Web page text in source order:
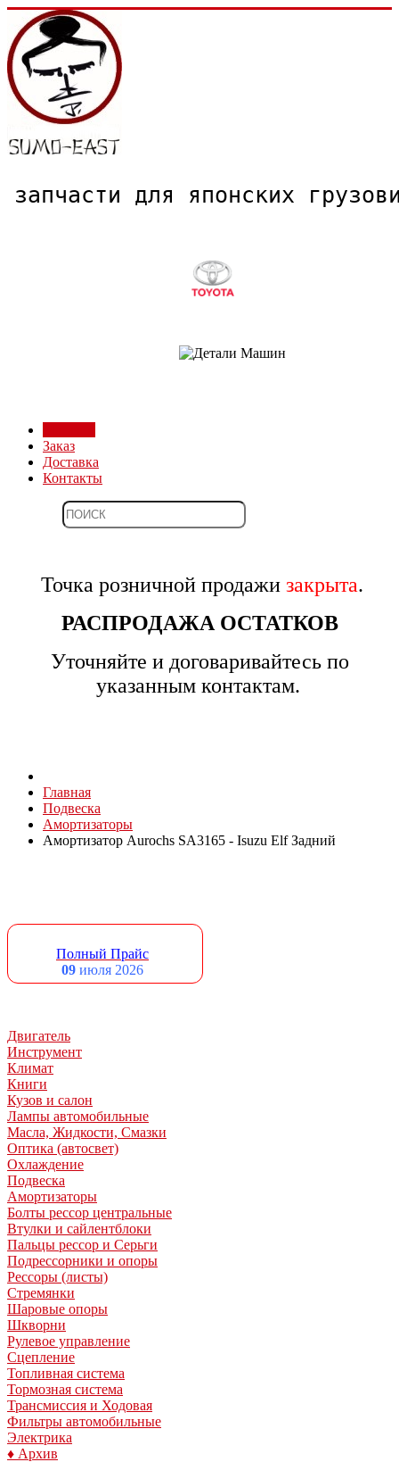
запчасти для японских
Заказ
Доставка
Контакты
Точка розничной продажи закрыта.
РАСПРОДАЖА ОСТАТКОВ
Уточняйте и договаривайтесь по
указанным контактам.
Главная
Подвеска
Амортизаторы
Амортизатор Aurochs SA3165 - Isuzu Elf Задний
Полный Прайс
09 июля 2026
Двигатель
Инструмент
Климат
Книги
Кузов и салон
Лампы автомобильные
Масла, Жидкости, Смазки
Оптика (автосвет)
Охлаждение
Подвеска
Амортизаторы
Болты рессор центральные
Втулки и сайлентблоки
Пальцы рессор и Серьги
Подрессорники и опоры
Рессоры (листы)
Стремянки
Шаровые опоры
Шкворни
Рулевое управление
Сцепление
Топливная система
Тормозная система
Трансмиссия и Ходовая
Фильтры автомобильные
Электрика
♦ Архив